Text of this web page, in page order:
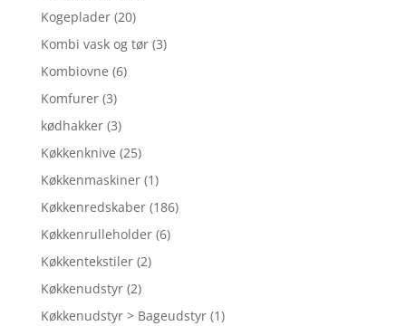
Kogeplader (20)
Kombi vask og tør (3)
Kombiovne (6)
Komfurer (3)
kødhakker (3)
Køkkenknive (25)
Køkkenmaskiner (1)
Køkkenredskaber (186)
Køkkenrulleholder (6)
Køkkentekstiler (2)
Køkkenudstyr (2)
Køkkenudstyr > Bageudstyr (1)